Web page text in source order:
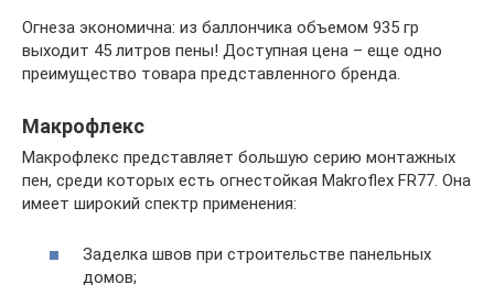
Огнеза экономична: из баллончика объемом 935 гр
выходит 45 литров пены! Доступная цена – еще одно
преимущество товара представленного бренда.
Макрофлекс
Макрофлекс представляет большую серию монтажных
пен, среди которых есть огнестойкая Makroflex FR77. Она
имеет широкий спектр применения:
Заделка швов при строительстве панельных
домов;